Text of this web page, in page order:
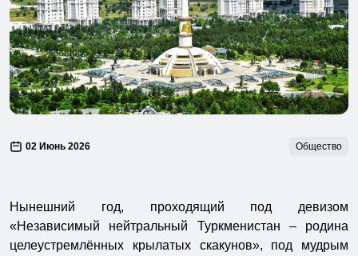
02 Июнь 2026 Общество
Нынешний год, проходящий под девизом
«Независимый нейтральный Туркменистан – родина
целеустремлённых крылатых скакунов», под мудрым